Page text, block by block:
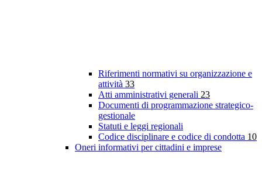
Riferimenti normativi su organizzazione e
attività 33
Atti amministrativi generali 23
Documenti di programmazione strategico-
gestionale
Statuti e leggi regionali
Codice disciplinare e codice di condotta 10
Oneri informativi per cittadini e imprese